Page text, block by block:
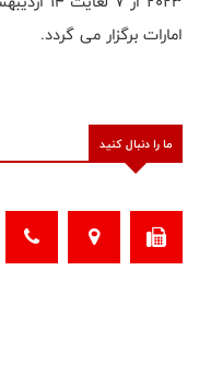
امارات برگزار می گردد.
ما را دنبال کنید